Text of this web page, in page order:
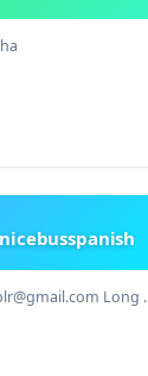
Long